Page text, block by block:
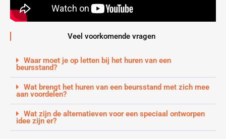
Veel voorkomende vragen
Waar moet je op letten bij het huren van een
beursstand?
Wat brengt het huren van een beursstand met zich mee
aan voordelen?
Wat zijn de alternatieven voor een speciaal ontworpen
idee zijn er?